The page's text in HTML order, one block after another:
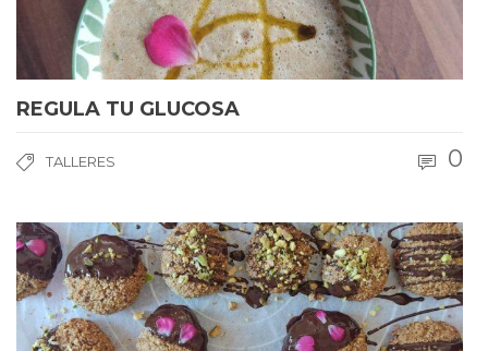
REGULA TU GLUCOSA
TALLERES 0